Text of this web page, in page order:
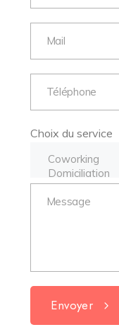
Choix du service
Envoyer